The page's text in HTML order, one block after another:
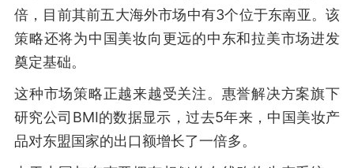
倍，目前其前五大海外市场中有3个位于东南亚。该
策略还将为中国美妆向更远的中东和拉美市场进发
奠定基础。
这种市场策略正越来越受关注。惠誉解决方案旗下
研究公司BMI的数据显示，过去5年来，中国美妆产
品对东盟国家的出口额增长了一倍多。